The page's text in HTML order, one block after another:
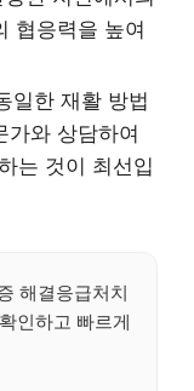
협응력을 높여
일한 재활 방법
가와 상담하여
는 것이 최선입
해결응급처치
인하고 빠르게